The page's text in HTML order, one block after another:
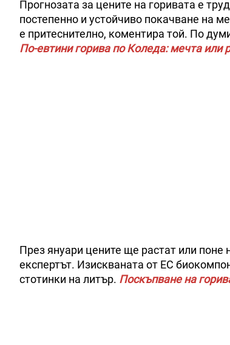
Прогнозата за цените на горивата е
постепенно и устойчиво покачване на
е притеснително, коментира той. По
По-евтини горива по Коледа: мечта или
През януари цените ще растат или
експертът. Изискваната от ЕС
стотинки на литър. Поскъпване на